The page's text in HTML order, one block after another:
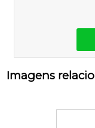
Imagens